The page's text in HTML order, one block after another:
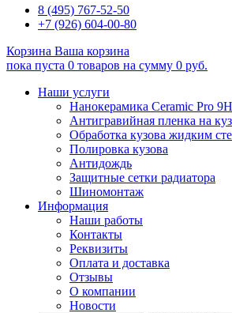
8 (495) 767-52-50
+7 (926) 604-00-80
Корзина Ваша корзина
пока пуста 0 товаров на сумму 0 руб.
Наши услуги
Нанокерамика Ceramic Pro 9H
Антигравийная пленка на
Обработка кузова жидким
Полировка кузова
Антидождь
Защитные сетки радиатора
Шиномонтаж
Информация
Наши работы
Контакты
Реквизиты
Оплата и доставка
Отзывы
О компании
Новости